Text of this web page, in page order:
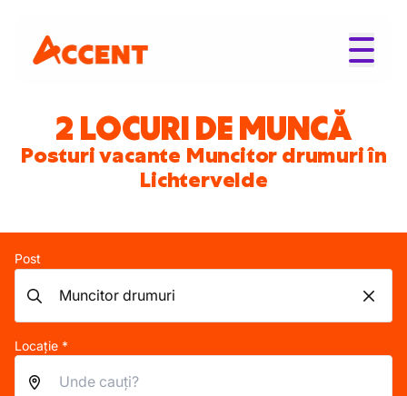
2 LOCURI DE MUNCĂ
Posturi vacante Muncitor drumuri în
Lichtervelde
Post
Locație *